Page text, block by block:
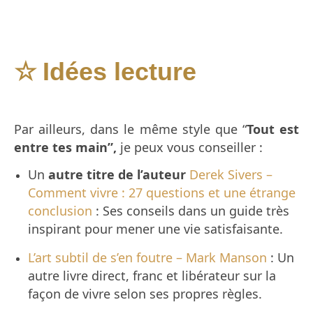
☆ Idées lecture
Par ailleurs, dans le même style que “Tout est
entre tes main”, je peux vous conseiller :
Un autre titre de l’auteur Derek Sivers –
Comment vivre : 27 questions et une étrange
conclusion : Ses conseils dans un guide très
inspirant pour mener une vie satisfaisante.
L’art subtil de s’en foutre – Mark Manson : Un
autre livre direct, franc et libérateur sur la
façon de vivre selon ses propres règles.